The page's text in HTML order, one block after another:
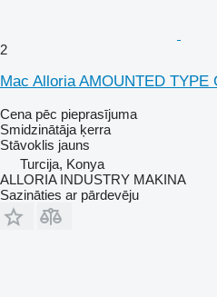
2
Mac Alloria AMOUNTED TYPE
Cena pēc pieprasījuma
Smidzinātāja ķerra
Stāvoklis jauns
Turcija, Konya
ALLORIA INDUSTRY MAKINA
Sazināties ar pārdevēju